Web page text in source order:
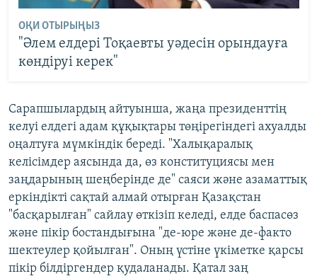
ОҚИ ОТЫРЫҢЫЗ
"Әлем елдері Тоқаевты уәдесін орындауға
көндіруі керек"
Сарапшылардың айтуынша, жаңа президенттің
келуі елдегі адам құқықтары төңірегіндегі ахуалды
оңалтуға мүмкіндік береді. "Халықаралық
келісімдер аясында да, өз конституциясы мен
заңдарының шеңберінде де" саяси және азаматтық
еркіндікті сақтай алмай отырған Қазақстан
"басқарылған" сайлау өткізіп келеді, елде баспасөз
және пікір бостандығына "де-юре және де-факто
шектеулер қойылған". Оның үстіне үкіметке қарсы
пікір білдіргендер қудаланады. Қатал заң